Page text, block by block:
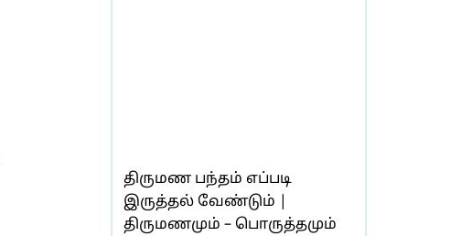
திருமண பந்தம் எப்படி
இருத்தல் வேண்டும் |
திருமணமும் – பொருத்தமும்